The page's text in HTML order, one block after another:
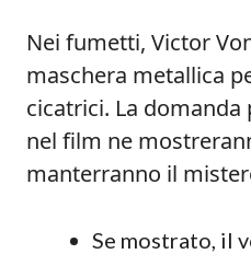
Nei fumetti, Victor
maschera metallica
cicatrici. La
nel film ne
manterranno il
Se mostrato, il